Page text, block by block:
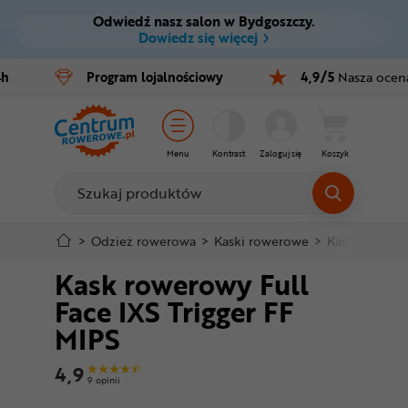
Ctrl M
Menu główne
Informacje o produkcie
Do koszyka
Szczegółowe informacje
Stopka
Odwiedź nasz salon w Bydgoszczy.
Dowiedz się więcej
Program lojalnościowy 4,9/5 Nasza
Menu Kontrast Zaloguj się Koszyk
Rowery
E-bike
Części
Akcesoria
Odzież
Kaski
Buty
Warsztat
> Odzież rowerowa > Kaski rowerowe > Kaski Full
Kask rowerowy Full
Face IXS Trigger FF
MIPS
4,9 9 opinii